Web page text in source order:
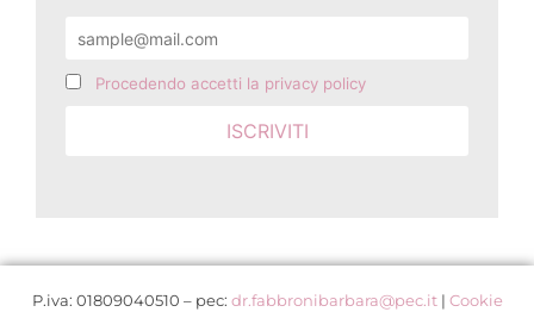
Procedendo accetti la privacy policy
P.iva: 01809040510 – pec: dr.fabbronibarbara@pec.it| Cookie